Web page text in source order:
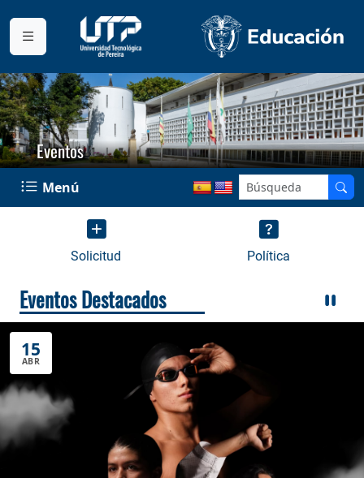
Eventos
Menú
Solicitud Política
Eventos Destacados
15
ABR